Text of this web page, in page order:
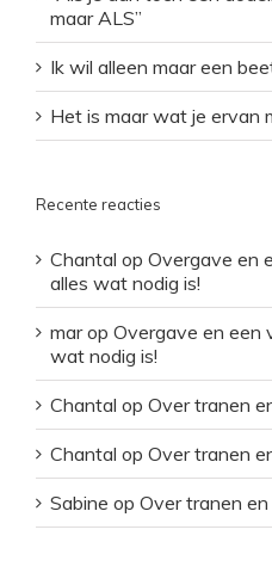
maar ALS”
Ik wil alleen maar een
Het is maar wat je ervan
Recente reacties
Chantal op Overgave en
alles wat nodig is!
marop Overgave en een
wat nodig is!
Chantal op Over tranen
Chantal op Over tranen
Sabine op Over tranen